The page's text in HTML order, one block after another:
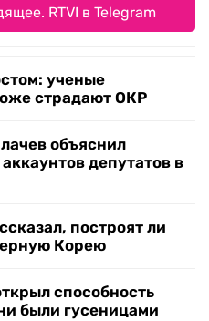
RTVI в Telegram
ученые
страдают ОКР
объяснил
депутатов в
построят ли
Корею
способность
были гусеницами